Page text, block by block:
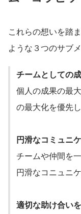
これらの想いを踏
ような３つのサブ
チームとしての
個人の成果の最
の最大化を優先
円滑なコミュニ
チームや仲間を
円滑なコニュニ
適切な助け合い